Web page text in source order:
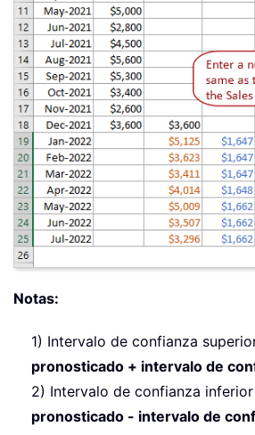
Notas:
1) Intervalo de confianza
pronosticado + intervalo de
2) Intervalo de confianza
pronosticado - intervalo de